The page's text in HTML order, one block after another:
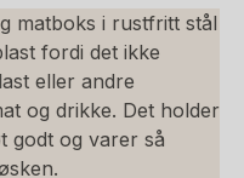
matboks i rustfritt stål
fordi det ikke
eller andre
og drikke. Det holder
godt og varer så